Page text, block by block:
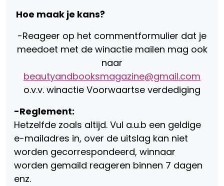
Hoe maak je kans?
-Reageer op het commentformulier dat je
meedoet met de winactie mailen mag ook
naar
beautyandbooksmagazine@gmail.com
o.v.v. winactie Voorwaartse verdediging
-Reglement:
Hetzelfde zoals altijd. Vul a.u.b een geldige
e-mailadres in, over de uitslag kan niet
worden gecorrespondeerd, winnaar
worden gemaild reageren binnen 7 dagen
enz.